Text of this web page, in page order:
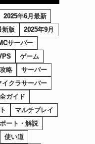
2025年6月最新
新版
2025年9月
サーバー
ゲーム
略
サーバー
イクラサーバー
ガイド
マルチプレイ
ート・解説
使い道